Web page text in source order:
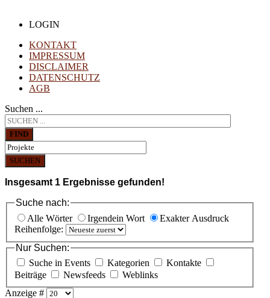
LOGIN
KONTAKT
IMPRESSUM
DISCLAIMER
DATENSCHUTZ
AGB
Suchen ...
FIND
SUCHEN
Insgesamt 1 Ergebnisse gefunden!
Suche nach:
Alle Wörter
Irgendein Wort
Exakter Ausdruck
Reihenfolge:
Nur Suchen:
Suche in Events
Kategorien
Kontakte
Beiträge
Newsfeeds
Weblinks
Anzeige #